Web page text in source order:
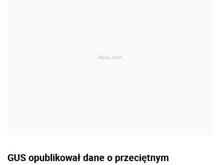
GUS opublikował dane o przeciętnym